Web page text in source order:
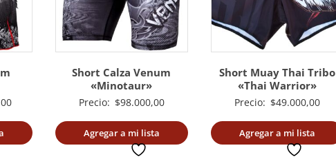
Short Calza Venum
«Minotaur»
Precio: $98.000,00
Agregar a mi lista
Short Muay Thai Tribo
«Thai Warrior»
Precio: $49.000,00
Agregar a mi lista